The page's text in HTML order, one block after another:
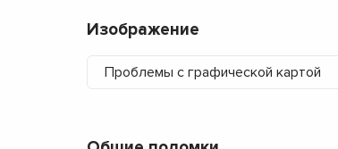
Изображение
Проблемы с графической картой